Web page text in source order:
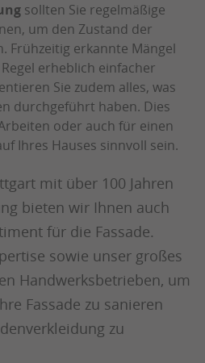
sollten Sie regelmäßige
um den Zustand der
Frühzeitig erkannte Mängel
erheblich einfacher
Sie zudem alles, was
durchgeführt haben. Dies
oder auch für einen
Ihres Hauses sinnvoll sein.
mit über 100 Jahren
bieten wir Ihnen auch
für die Fassade.
sowie unser großes
Handwerksbetrieben, um
Fassade zu sanieren
zu